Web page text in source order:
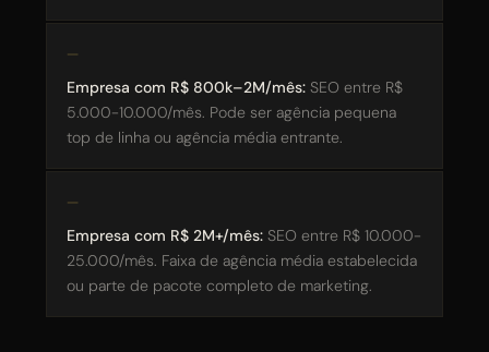
Empresa com R$ 800k–2M/mês:SEO entre R$
5.000-10.000/mês. Pode ser agência pequena
top de linha ou agência média entrante.
Empresa com R$ 2M+/mês:SEO entre R$ 10.000-
25.000/mês. Faixa de agência média estabelecida
ou parte de pacote completo de marketing.